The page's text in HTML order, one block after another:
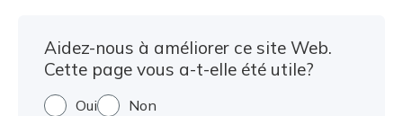
Aidez-nous à améliorer ce site Web.
Cette page vous a-t-elle été utile?
Oui Non